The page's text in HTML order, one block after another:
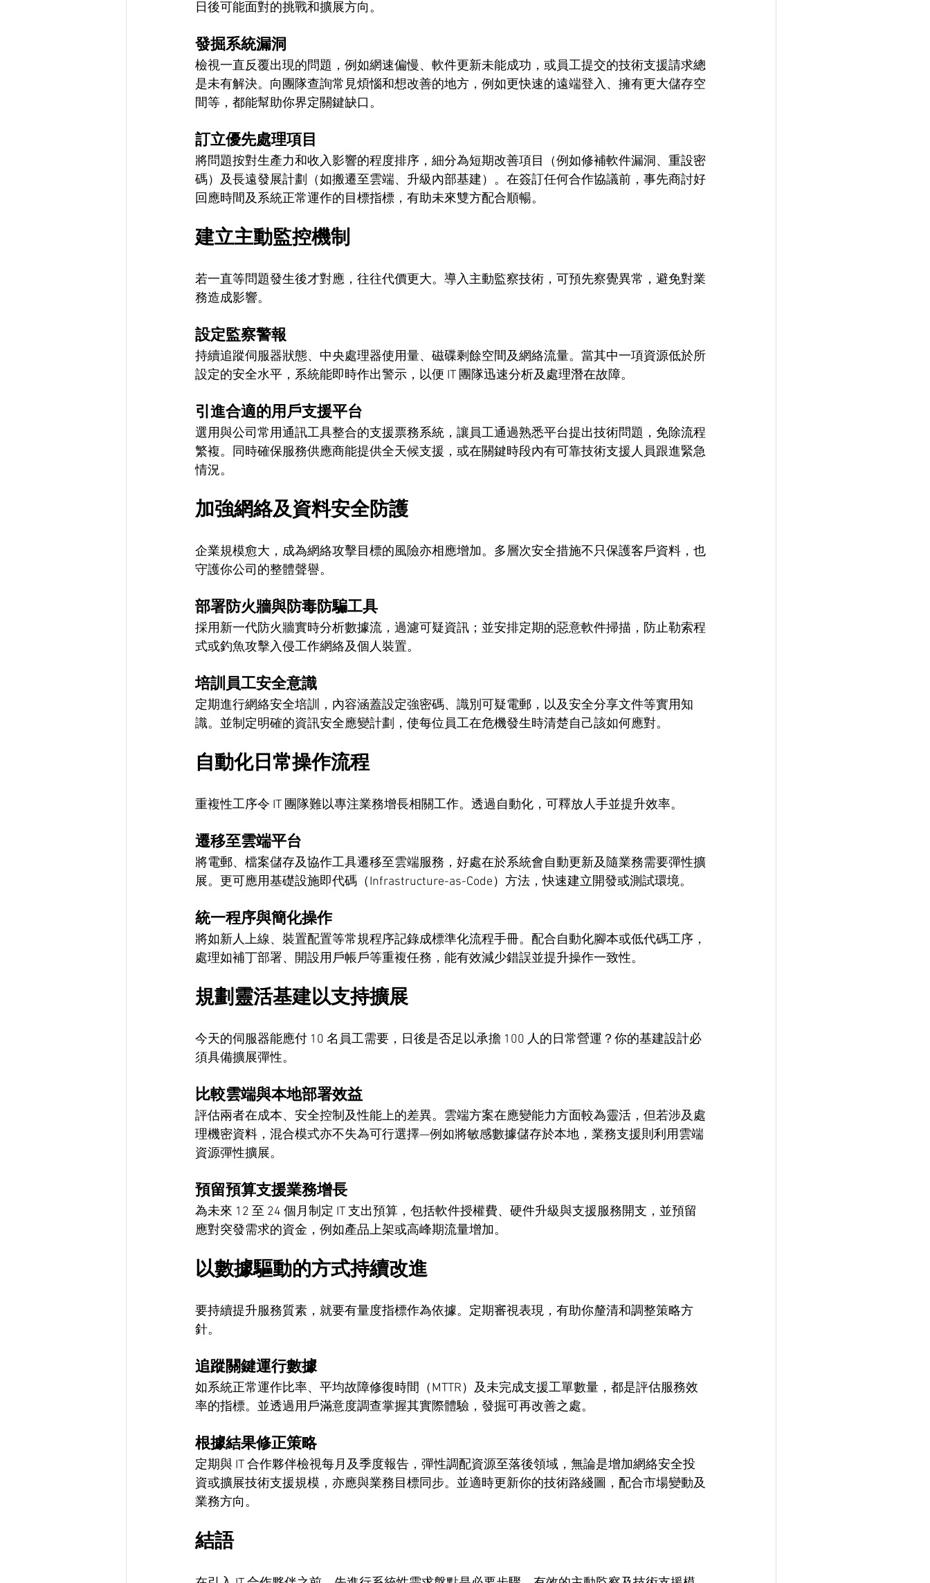
日後可能面對的挑戰和擴展方向。
發掘系統漏洞
檢視一直反覆出現的問題，例如網速偏慢、軟件更新未能成功，或員工提交的技術支援請求總
是未有解決。向團隊查詢常見煩惱和想改善的地方，例如更快速的遠端登入、擁有更大儲存空
間等，都能幫助你界定關鍵缺口。
訂立優先處理項目
將問題按對生產力和收入影響的程度排序，細分為短期改善項目（例如修補軟件漏洞、重設密
碼）及長遠發展計劃（如搬遷至雲端、升級內部基建）。在簽訂任何合作協議前，事先商討好
回應時間及系統正常運作的目標指標，有助未來雙方配合順暢。
建立主動監控機制
若一直等問題發生後才對應，往往代價更大。導入主動監察技術，可預先察覺異常，避免對業
務造成影響。
設定監察警報
持續追蹤伺服器狀態、中央處理器使用量、磁碟剩餘空間及網絡流量。當其中一項資源低於所
設定的安全水平，系統能即時作出警示，以便 IT 團隊迅速分析及處理潛在故障。
引進合適的用戶支援平台
選用與公司常用通訊工具整合的支援票務系統，讓員工通過熟悉平台提出技術問題，免除流程
繁複。同時確保服務供應商能提供全天候支援，或在關鍵時段內有可靠技術支援人員跟進緊急
情況。
加強網絡及資料安全防護
企業規模愈大，成為網絡攻擊目標的風險亦相應增加。多層次安全措施不只保護客戶資料，也
守護你公司的整體聲譽。
部署防火牆與防毒防騙工具
採用新一代防火牆實時分析數據流，過濾可疑資訊；並安排定期的惡意軟件掃描，防止勒索程
式或釣魚攻擊入侵工作網絡及個人裝置。
培訓員工安全意識
定期進行網絡安全培訓，內容涵蓋設定強密碼、識別可疑電郵，以及安全分享文件等實用知
識。並制定明確的資訊安全應變計劃，使每位員工在危機發生時清楚自己該如何應對。
自動化日常操作流程
重複性工序令 IT 團隊難以專注業務增長相關工作。透過自動化，可釋放人手並提升效率。
遷移至雲端平台
將電郵、檔案儲存及協作工具遷移至雲端服務，好處在於系統會自動更新及隨業務需要彈性擴
展。更可應用基礎設施即代碼（Infrastructure-as-Code）方法，快速建立開發或測試環境。
統一程序與簡化操作
將如新人上線、裝置配置等常規程序記錄成標準化流程手冊。配合自動化腳本或低代碼工序，
處理如補丁部署、開設用戶帳戶等重複任務，能有效減少錯誤並提升操作一致性。
規劃靈活基建以支持擴展
今天的伺服器能應付 10 名員工需要，日後是否足以承擔 100 人的日常營運？你的基建設計必
須具備擴展彈性。
比較雲端與本地部署效益
評估兩者在成本、安全控制及性能上的差異。雲端方案在應變能力方面較為靈活，但若涉及處
理機密資料，混合模式亦不失為可行選擇—例如將敏感數據儲存於本地，業務支援則利用雲端
資源彈性擴展。
預留預算支援業務增長
為未來 12 至 24 個月制定 IT 支出預算，包括軟件授權費、硬件升級與支援服務開支，並預留
應對突發需求的資金，例如產品上架或高峰期流量增加。
以數據驅動的方式持續改進
要持續提升服務質素，就要有量度指標作為依據。定期審視表現，有助你釐清和調整策略方
針。
追蹤關鍵運行數據
如系統正常運作比率、平均故障修復時間（MTTR）及未完成支援工單數量，都是評估服務效
率的指標。並透過用戶滿意度調查掌握其實際體驗，發掘可再改善之處。
根據結果修正策略
定期與 IT 合作夥伴檢視每月及季度報告，彈性調配資源至落後領域，無論是增加網絡安全投
資或擴展技術支援規模，亦應與業務目標同步。並適時更新你的技術路綫圖，配合市場變動及
業務方向。
結語